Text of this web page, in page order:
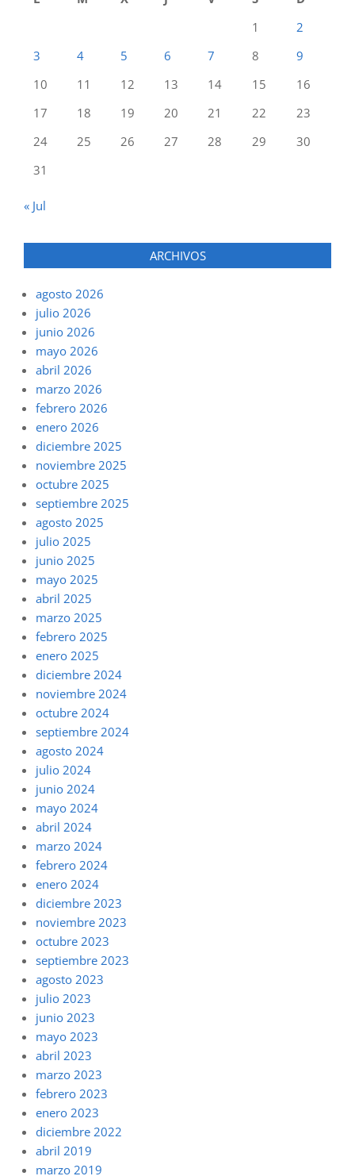
1
2
3
4 5 6 7 8
9
10
11 12 13 14 15
16
17
18 19 20 21 22
23
24
25 26 27 28 29
30
31
« Jul
ARCHIVOS
agosto 2026
julio 2026
junio 2026
mayo 2026
abril 2026
marzo 2026
febrero 2026
enero 2026
diciembre 2025
noviembre 2025
octubre 2025
septiembre 2025
agosto 2025
julio 2025
junio 2025
mayo 2025
abril 2025
marzo 2025
febrero 2025
enero 2025
diciembre 2024
noviembre 2024
octubre 2024
septiembre 2024
agosto 2024
julio 2024
junio 2024
mayo 2024
abril 2024
marzo 2024
febrero 2024
enero 2024
diciembre 2023
noviembre 2023
octubre 2023
septiembre 2023
agosto 2023
julio 2023
junio 2023
mayo 2023
abril 2023
marzo 2023
febrero 2023
enero 2023
diciembre 2022
abril 2019
marzo 2019